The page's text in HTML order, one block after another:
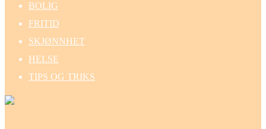
BOLIG
FRITID
SKJØNNHET
HELSE
TIPS OG TRIKS